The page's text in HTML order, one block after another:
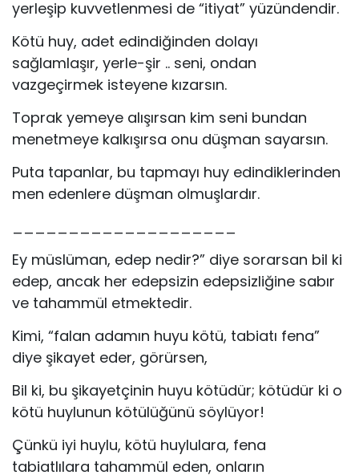
yerleşip kuvvetlenmesi de “itiyat” yüzündendir.
Kötü huy, adet edindiğinden dolayı
sağlamlaşır, yerle-şir .. seni, ondan
vazgeçirmek isteyene kızarsın.
Toprak yemeye alışırsan kim seni bundan
menetmeye kalkışırsa onu düşman sayarsın.
Puta tapanlar, bu tapmayı huy edindiklerinden
men edenlere düşman olmuşlardır.
Ey müslüman, edep nedir?” diye sorarsan bil ki
edep, ancak her edepsizin edepsizliğine sabır
ve tahammül etmektedir.
Kimi, “falan adamın huyu kötü, tabiatı fena”
diye şikayet eder, görürsen,
Bil ki, bu şikayetçinin huyu kötüdür; kötüdür ki o
kötü huylunun kötülüğünü söylüyor!
Çünkü iyi huylu, kötü huylulara, fena
tabiatlılara tahammül eden, onların